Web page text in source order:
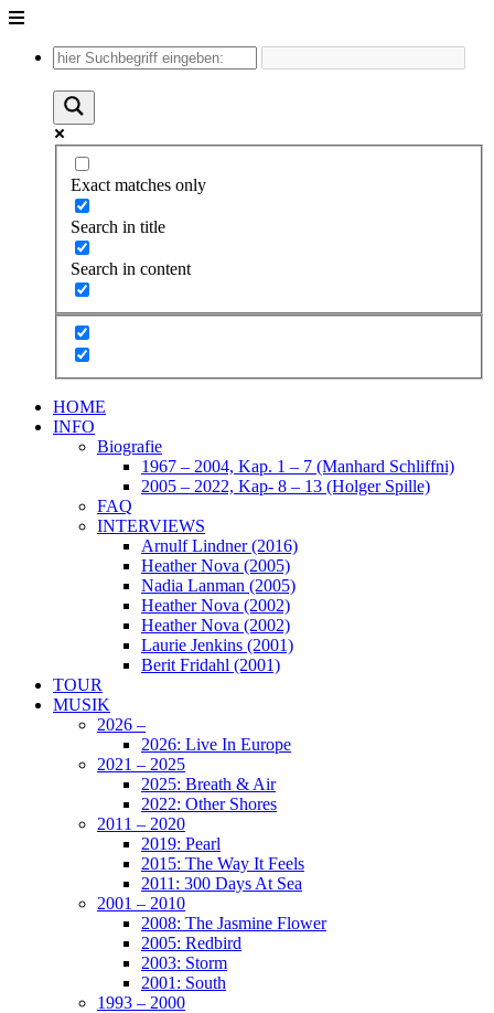
Unter
Inhalt
Exact matches only
Search in title
Search in content
HOME
INFO
Biografie
1967 – 2004, Kap. 1 – 7 (Manhard Schliffni)
2005 – 2022, Kap- 8 – 13 (Holger Spille)
FAQ
INTERVIEWS
Arnulf Lindner (2016)
Heather Nova (2005)
Nadia Lanman (2005)
Heather Nova (2002)
Heather Nova (2002)
Laurie Jenkins (2001)
Berit Fridahl (2001)
TOUR
MUSIK
2026 –
2026: Live In Europe
2021 – 2025
2025: Breath & Air
2022: Other Shores
2011 – 2020
2019: Pearl
2015: The Way It Feels
2011: 300 Days At Sea
2001 – 2010
2008: The Jasmine Flower
2005: Redbird
2003: Storm
2001: South
1993 – 2000